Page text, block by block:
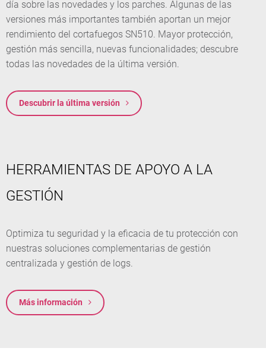
día sobre las novedades y los parches. Algunas de las
versiones más importantes también aportan un mejor
rendimiento del cortafuegos SN510. Mayor protección,
gestión más sencilla, nuevas funcionalidades; descubre
todas las novedades de la última versión.
Descubrir la última versión
HERRAMIENTAS DE APOYO A LA
GESTIÓN
Optimiza tu seguridad y la eficacia de tu protección con
nuestras soluciones complementarias de gestión
centralizada y gestión de logs.
Más información